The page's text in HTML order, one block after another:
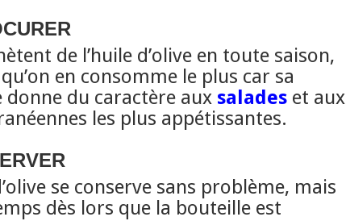
de l’huile d’olive en toute saison,
qu’on en consomme le plus car sa
du caractère aux saladeset aux
les plus appétissantes.
se conserve sans problème, mais
dès lors que la bouteille est